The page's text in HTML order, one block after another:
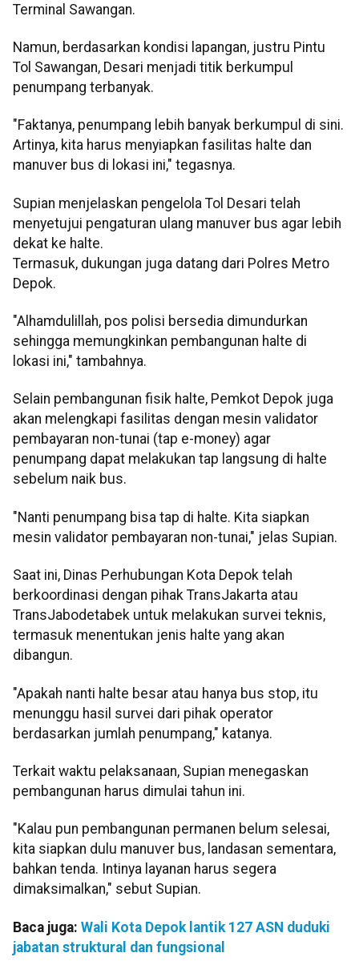
Terminal Sawangan.
Namun, berdasarkan kondisi lapangan, justru Pintu
Tol Sawangan, Desari menjadi titik berkumpul
penumpang terbanyak.
"Faktanya, penumpang lebih banyak berkumpul di sini.
Artinya, kita harus menyiapkan fasilitas halte dan
manuver bus di lokasi ini," tegasnya.
Supian menjelaskan pengelola Tol Desari telah
menyetujui pengaturan ulang manuver bus agar lebih
dekat ke halte.
Termasuk, dukungan juga datang dari Polres Metro
Depok.
"Alhamdulillah, pos polisi bersedia dimundurkan
sehingga memungkinkan pembangunan halte di
lokasi ini," tambahnya.
Selain pembangunan fisik halte, Pemkot Depok juga
akan melengkapi fasilitas dengan mesin validator
pembayaran non-tunai (tap e-money) agar
penumpang dapat melakukan tap langsung di halte
sebelum naik bus.
"Nanti penumpang bisa tap di halte. Kita siapkan
mesin validator pembayaran non-tunai," jelas Supian.
Saat ini, Dinas Perhubungan Kota Depok telah
berkoordinasi dengan pihak TransJakarta atau
TransJabodetabek untuk melakukan survei teknis,
termasuk menentukan jenis halte yang akan
dibangun.
"Apakah nanti halte besar atau hanya bus stop, itu
menunggu hasil survei dari pihak operator
berdasarkan jumlah penumpang," katanya.
Terkait waktu pelaksanaan, Supian menegaskan
pembangunan harus dimulai tahun ini.
"Kalau pun pembangunan permanen belum selesai,
kita siapkan dulu manuver bus, landasan sementara,
bahkan tenda. Intinya layanan harus segera
dimaksimalkan," sebut Supian.
Baca juga: Wali Kota Depok lantik 127 ASN duduki
jabatan struktural dan fungsional